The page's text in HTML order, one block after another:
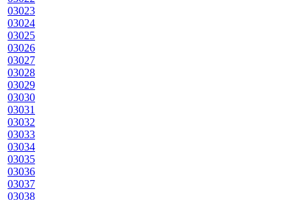
03023
03024
03025
03026
03027
03028
03029
03030
03031
03032
03033
03034
03035
03036
03037
03038